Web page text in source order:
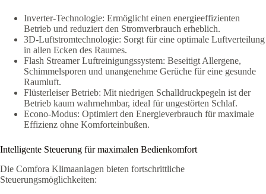
Inverter-Technologie: Ermöglicht einen energieeffizienten
Betrieb und reduziert den Stromverbrauch erheblich.
3D-Luftstromtechnologie: Sorgt für eine optimale Luftverteilung
in allen Ecken des Raumes.
Flash Streamer Luftreinigungssystem: Beseitigt Allergene,
Schimmelsporen und unangenehme Gerüche für eine gesunde
Raumluft.
Flüsterleiser Betrieb: Mit niedrigen Schalldruckpegeln ist der
Betrieb kaum wahrnehmbar, ideal für ungestörten Schlaf.
Econo-Modus: Optimiert den Energieverbrauch für maximale
Effizienz ohne Komforteinbußen.
Intelligente Steuerung für maximalen Bedienkomfort
Die Comfora Klimaanlagen bieten fortschrittliche
Steuerungsmöglichkeiten: